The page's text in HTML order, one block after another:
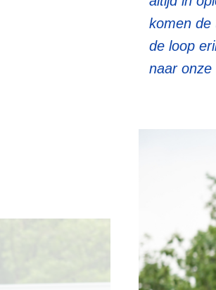
komen de
de loop
naar onze